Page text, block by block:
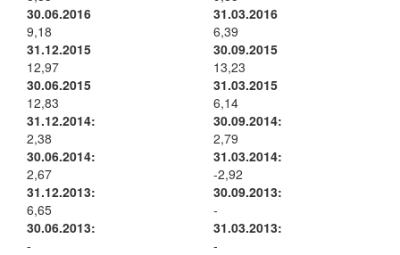
30.06.2016
9,18
31.03.2016
6,39
31.12.2015
12,97
30.09.2015
13,23
30.06.2015
12,83
31.03.2015
6,14
31.12.2014:
2,38
30.09.2014:
2,79
30.06.2014:
2,67
31.03.2014:
-2,92
31.12.2013:
6,65
30.09.2013:
-
30.06.2013:
-
31.03.2013:
-